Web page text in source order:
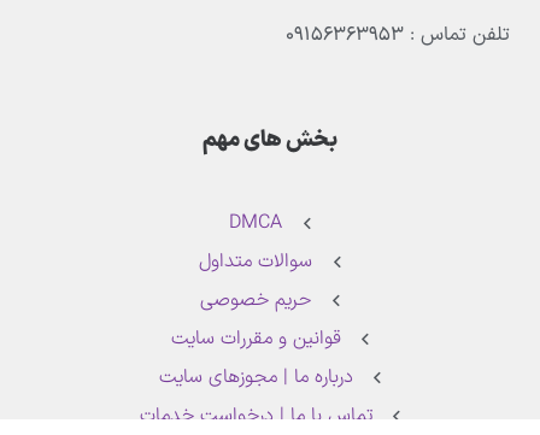
تلفن تماس : ۰۹۱۵۶۳۶۳۹۵۳
بخش های مهم
DMCA
سوالات متداول
حریم خصوصی
قوانین و مقررات سایت
درباره ما | مجوزهای سایت
تماس با ما | درخواست خدمات